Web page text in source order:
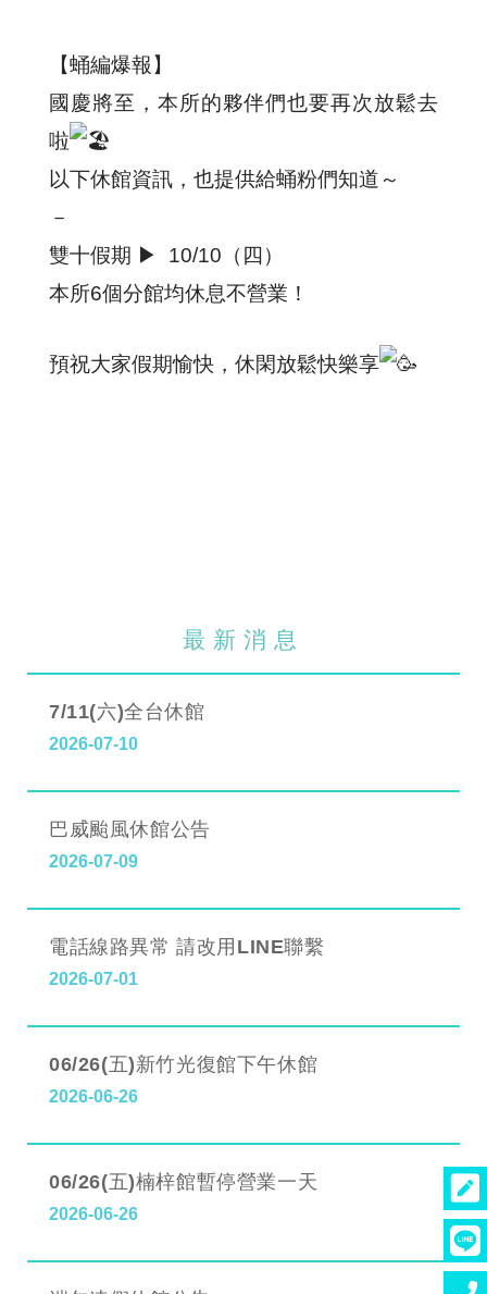
最新消息
7/11(六)全台休館
2026-07-10
巴威颱風休館公告
2026-07-09
電話線路異常 請改用LINE聯繫
2026-07-01
06/26(五)新竹光復館下午休館
2026-06-26
06/26(五)楠梓館暫停營業一天
2026-06-26
【蛹編爆報】
國慶將至，本所的夥伴們也要再次放鬆去
啦
以下休館資訊，也提供給蛹粉們知道～
－
雙十假期 ▶︎
10/10（四）
本所6個分館均休息不營業！
預祝大家假期愉快，休閑放鬆快樂享